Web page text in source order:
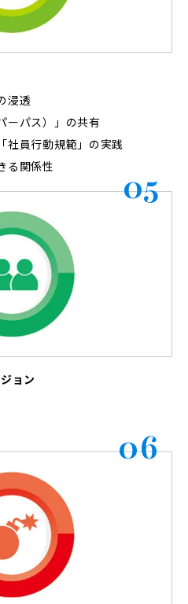
浸透
ーパス）」の共有
社員行動規範」の実践
る関係性
05
ョン
06